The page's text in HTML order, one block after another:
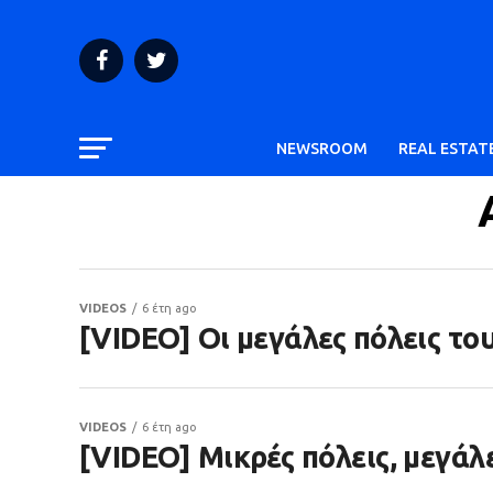
NEWSROOM REAL
VIDEOS 6 έτη ago
[VIDEO] Οι μεγάλες πόλεις
VIDEOS 6 έτη ago
[VIDEO] Μικρές πόλεις,